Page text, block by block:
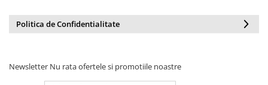
Politica de Confidentialitate
Newsletter Nu rata ofertele si promotiile noastre